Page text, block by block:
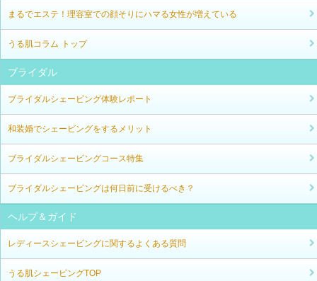
まるでエステ！理容室での顔そりにハマる女性が増えている
うる肌コラム トップ
ブライダル
ブライダルシェービング体験レポート
和装婚でシェービングをするメリット
ブライダルシェービングコース特集
ブライダルシェービングは何日前に受けるべき？
ヘルプ＆ガイド
レディースシェービングに関するよくある質問
うる肌シェービングTOP